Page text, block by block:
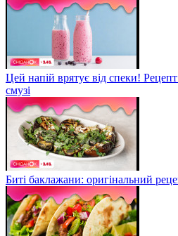
Цей напій врятує від спеки!
смузі
Биті баклажани: оригінальний